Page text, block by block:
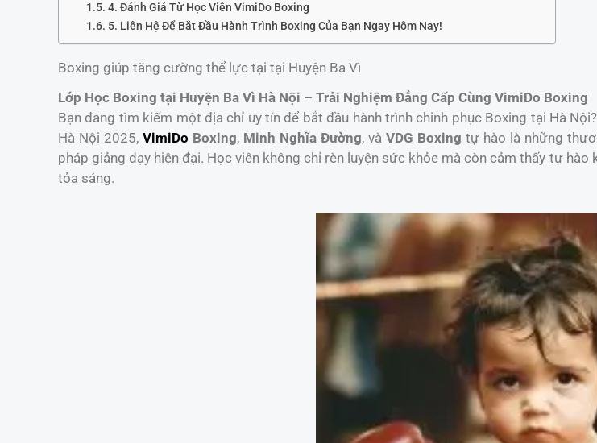
4. Đánh Giá Từ Học Viên VimiDo Boxing
5. Liên Hệ Để Bắt Đầu Hành Trình Boxing Của Bạn Ngay Hôm Nay!
Boxing giúp tăng cường thể lực tại tại Huyện Ba Vì
Lớp Học Boxing tại Huyện Ba Vì Hà Nội – Trải Nghiệm Đẳng Cấp Cùng VimiDo Boxing
Bạn đang tìm kiếm một địa chỉ uy tín để bắt đầu hành trình chinh phục Boxing tại Hà
Hà Nội 2025, VimiDo Boxing, Minh Nghĩa Đường, và VDG Boxing tự hào là những
pháp giảng dạy hiện đại. Học viên không chỉ rèn luyện sức khỏe mà còn cảm thấy tự hào
tỏa sáng.